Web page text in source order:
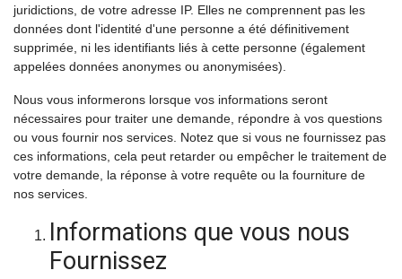
juridictions, de votre adresse IP. Elles ne comprennent pas les
données dont l'identité d'une personne a été définitivement
supprimée, ni les identifiants liés à cette personne (également
appelées données anonymes ou anonymisées).
Nous vous informerons lorsque vos informations seront
nécessaires pour traiter une demande, répondre à vos questions
ou vous fournir nos services. Notez que si vous ne fournissez pas
ces informations, cela peut retarder ou empêcher le traitement de
votre demande, la réponse à votre requête ou la fourniture de
nos services.
Informations que vous nous
Fournissez